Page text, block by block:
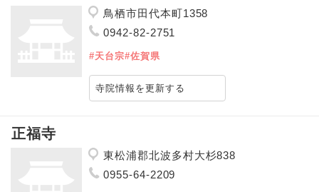
鳥栖市田代本町1358
0942-82-2751
#天台宗#佐賀県
寺院情報を更新する
正福寺
東松浦郡北波多村大杉838
0955-64-2209